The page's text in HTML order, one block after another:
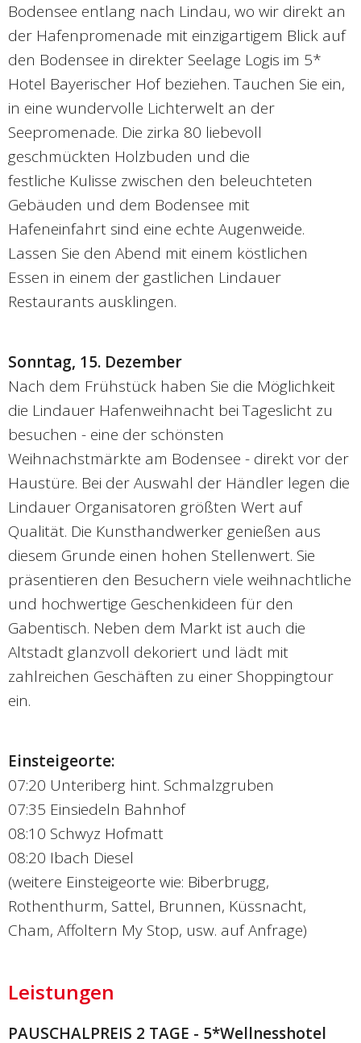
Bodensee entlang nach Lindau, wo wir direkt an
der Hafenpromenade mit einzigartigem Blick auf
den Bodensee in direkter Seelage Logis im 5*
Hotel Bayerischer Hof beziehen. Tauchen Sie ein,
in eine wundervolle Lichterwelt an der
Seepromenade. Die zirka 80 liebevoll
geschmückten Holzbuden und die
festliche Kulisse zwischen den beleuchteten
Gebäuden und dem Bodensee mit
Hafeneinfahrt sind eine echte Augenweide.
Lassen Sie den Abend mit einem köstlichen
Essen in einem der gastlichen Lindauer
Restaurants ausklingen.
Sonntag, 15. Dezember
Nach dem Frühstück haben Sie die Möglichkeit
die Lindauer Hafenweihnacht bei Tageslicht zu
besuchen - eine der schönsten
Weihnachstmärkte am Bodensee - direkt vor der
Haustüre. Bei der Auswahl der Händler legen die
Lindauer Organisatoren größten Wert auf
Qualität. Die Kunsthandwerker genießen aus
diesem Grunde einen hohen Stellenwert. Sie
präsentieren den Besuchern viele weihnachtliche
und hochwertige Geschenkideen für den
Gabentisch. Neben dem Markt ist auch die
Altstadt glanzvoll dekoriert und lädt mit
zahlreichen Geschäften zu einer Shoppingtour
ein.
Einsteigeorte:
07:20 Unteriberg hint. Schmalzgruben
07:35 Einsiedeln Bahnhof
08:10 Schwyz Hofmatt
08:20 Ibach Diesel
(weitere Einsteigeorte wie: Biberbrugg,
Rothenthurm, Sattel, Brunnen, Küssnacht,
Cham, Affoltern My Stop, usw. auf Anfrage)
Leistungen
PAUSCHALPREIS 2 TAGE - 5*Wellnesshotel